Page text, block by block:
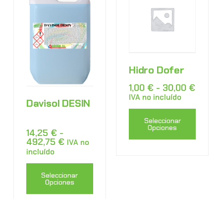
Davisol DESIN
14,25 € -
492,75 € IVA no
incluído
Seleccionar
Opciones
Hidro Dofer
1,00 € - 30,00 €
IVA no incluído
Seleccionar
Opciones